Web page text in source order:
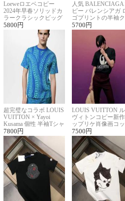
Loeweロエベコピー
2024年早春ソリッドカ
ラークラシックビッグ
ロゴ刺繍Tシャツ
5800 円
人気 BALENCIAGA
ピー バレンシアガ
ゴプリントの半袖
ーネックTシャツ
5700 円
超完璧なコラボ LOUIS
VUITTON × Yayoi
Kusama 個性 半袖Tシャ
ツコピー男女兼用
7800 円
LOUIS VUITTON
ヴィトンコピー新
ップリケ肖像画コッ
ンニット半袖Tシャツ
7500 円